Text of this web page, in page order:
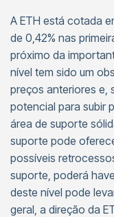
A ETH está cotada
de 0,42% nas
próximo da
nível tem sido um
preços anteriores e,
potencial para subir
área de suporte
suporte pode
possíveis
suporte, poderá
deste nível pode
geral, a direção da